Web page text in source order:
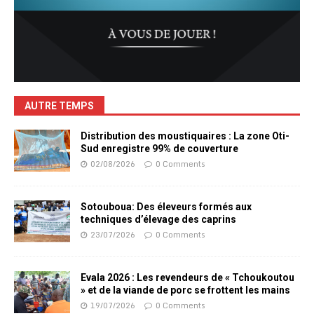
AUTRE TEMPS
Distribution des moustiquaires : La zone Oti-
Sud enregistre 99% de couverture
02/08/2026 0 Comments
Sotouboua: Des éleveurs formés aux
techniques d’élevage des caprins
23/07/2026 0 Comments
Evala 2026 : Les revendeurs de « Tchoukoutou
» et de la viande de porc se frottent les mains
19/07/2026 0 Comments